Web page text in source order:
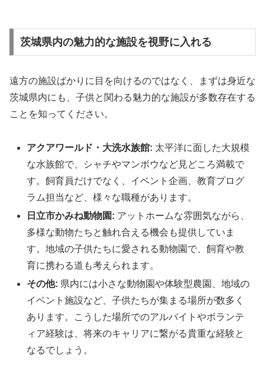
茨城県内の魅力的な施設を視野に入れる
遠方の施設ばかりに目を向けるのではなく、まずは身近な
茨城県内にも、子供と関わる魅力的な施設が多数存在する
ことを知ってください。
アクアワールド・大洗水族館: 太平洋に面した大規模
な水族館で、シャチやマンボウなど見どころ満載で
す。飼育員だけでなく、イベント企画、教育プログ
ラム担当など、様々な職種があります。
日立市かみね動物園: アットホームな雰囲気ながら、
多様な動物たちと触れ合える機会も提供していま
す。地域の子供たちに愛される動物園で、飼育や教
育に携わる道も考えられます。
その他: 県内には小さな動物園や体験型農園、地域の
イベント施設など、子供たちが集まる場所が数多く
あります。こうした場所でのアルバイトやボランテ
ィア経験は、将来のキャリアに繋がる貴重な経験と
なるでしょう。